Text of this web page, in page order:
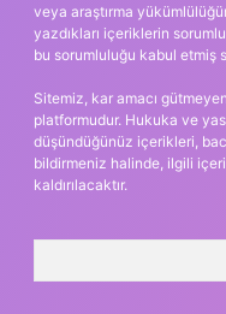
veya araştırma
yazdıkları içeriklerin
bu sorumluluğu kabul etmiş
Sitemiz, kar amacı
platformudur. Hukuka ve
düşündüğünüz içerikleri,
bildirmeniz halinde, ilgili
kaldırılacaktır.